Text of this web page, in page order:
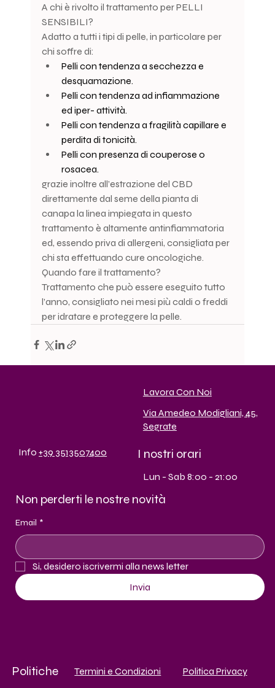
A chi è rivolto il trattamento per PELLI
SENSIBILI?
Adatto a tutti i tipi di pelle, in particolare per
chi soffre di:
Pelli con tendenza a secchezza e
desquamazione.
Pelli con tendenza ad infiammazione
ed iper- attività.
Pelli con tendenza a fragilità capillare e
perdita di tonicità.
Pelli con presenza di couperose o
rosacea.
grazie inoltre all’estrazione del CBD
direttamente dal seme della pianta di
canapa la linea impiegata in questo
trattamento è altamente antinfiammatoria
ed, essendo priva di allergeni, consigliata per
chi sta effettuando cure oncologiche.
Quando fare il trattamento?
Trattamento che può essere eseguito tutto
l’anno, consigliato nei mesi più caldi o freddi
per idratare e proteggere la pelle.
I nostri orari
Lun - Sab 8:00 - 21:00
Info+39 3513507400
Via Amedeo Modigliani, 45,
Segrate
Lavora Con Noi
Non perderti le nostre novità
Email *
Si, desidero iscrivermi alla news letter
Invia
Politiche Termini e Condizioni Politica Privacy